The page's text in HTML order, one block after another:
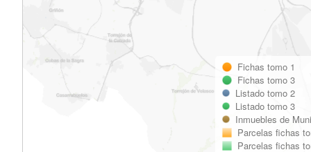
Fichas tomo 1
Fichas tomo 3
Listado tomo 2
Listado tomo 3
Inmuebles de
Parcelas fichas
Parcelas fichas